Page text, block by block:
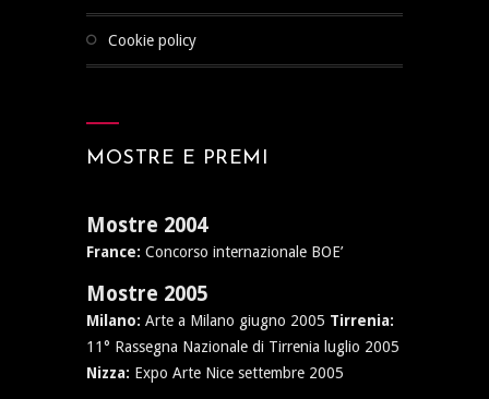
cookie policy
MOSTRE E PREMI
Mostre 2004
France: Concorso internazionale BOE’
Mostre 2005
Milano: Arte a Milano giugno 2005 Tirrenia:
11° Rassegna Nazionale di Tirrenia luglio 2005
Nizza: Expo Arte Nice settembre 2005